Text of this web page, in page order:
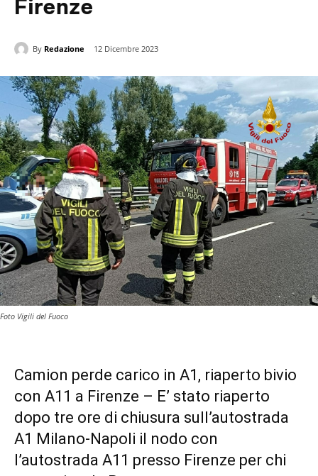
Firenze
By Redazione 12 Dicembre 2023
Foto Vigili del Fuoco
Camion perde carico in A1, riaperto bivio
con A11 a Firenze – E’ stato riaperto
dopo tre ore di chiusura sull’autostrada
A1 Milano-Napoli il nodo con
l’autostrada A11 presso Firenze per chi